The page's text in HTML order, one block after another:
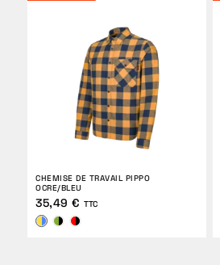
CHEMISE DE TRAVAIL PIPPO
OCRE/BLEU
35,49 € TTC